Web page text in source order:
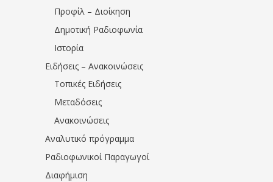
Προφίλ – Διοίκηση
Δημοτική Ραδιοφωνία
Ιστορία
Ειδήσεις – Ανακοινώσεις
Τοπικές Ειδήσεις
Μεταδόσεις
Ανακοινώσεις
Αναλυτικό πρόγραμμα
Ραδιοφωνικοί Παραγωγοί
Διαφήμιση